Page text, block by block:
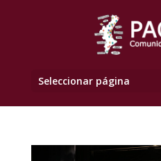
Seleccionar página